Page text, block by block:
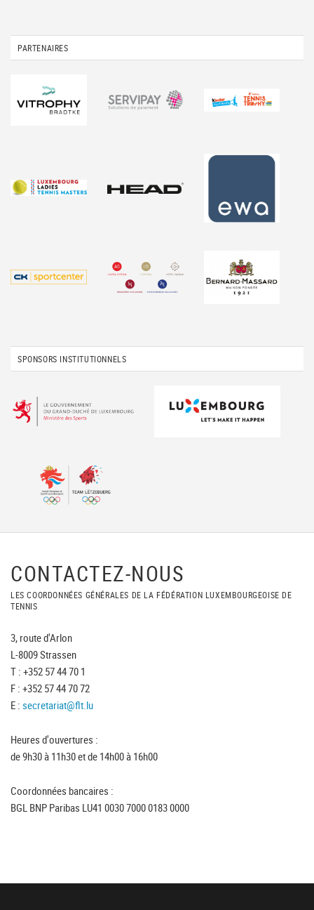
PARTENAIRES
SPONSORS INSTITUTIONNELS
CONTACTEZ-NOUS
LES COORDONNÉES GÉNÉRALES DE LA FÉDÉRATION LUXEMBOURGEOISE DE
TENNIS
3, route d'Arlon
L-8009 Strassen
T : +352 57 44 70 1
F : +352 57 44 70 72
E : secretariat@flt.lu
Heures d'ouvertures :
de 9h30 à 11h30 et de 14h00 à 16h00
Coordonnées bancaires :
BGL BNP Paribas LU41 0030 7000 0183 0000